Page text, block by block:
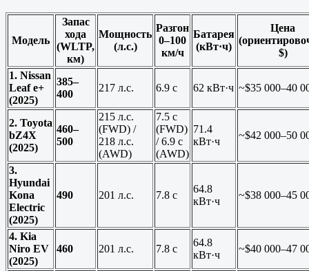
Модель
Запас
хода
(WLTP,
км)
Мощность
(л.с.)
Разгон
0–100
км/ч
Батарея
(кВт·ч)
Цена
$)
1. Nissan
Leaf e+
(2025)
385–
400
217 л.с. 6.9 с 62 кВт·ч ~$35 000–40
2. Toyota
bZ4X
(2025)
460–
500
215 л.с.
(FWD) /
218 л.с.
(AWD)
7.5 с
(FWD)
/ 6.9 с
(AWD)
71.4
кВт·ч
~$42 000–50
3.
Hyundai
Kona
Electric
(2025)
490 201 л.с. 7.8 с
64.8
кВт·ч
~$38 000–45
4. Kia
Niro EV
(2025)
460 201 л.с. 7.8 с
64.8
кВт·ч
~$40 000–47